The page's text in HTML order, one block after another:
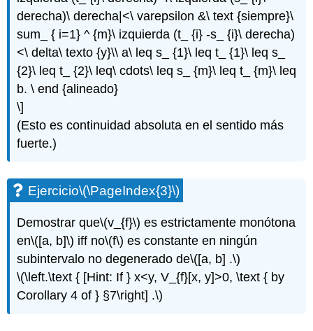
derecha)\ derecha|<\ varepsilon &\ text {siempre}\
sum_ { i=1} ^ {m}\ izquierda (t_ {i} -s_ {i}\ derecha)
<\ delta\ texto {y}\\ a\ leq s_ {1}\ leq t_ {1}\ leq s_
{2}\ leq t_ {2}\ leq\ cdots\ leq s_ {m}\ leq t_ {m}\ leq
b. \ end {alineado}
\]
(Esto es continuidad absoluta en el sentido más
fuerte.)
Ejercicio\(\PageIndex{3}\)
Demostrar que\(v_{f}\) es estrictamente monótona
en\([a, b]\) iff no\(f\) es constante en ningún
subintervalo no degenerado de\([a, b] .\)
\(\left.\text { [Hint: If } x<y, V_{f}[x, y]>0, \text { by
Corollary 4 of } §7\right] .\)